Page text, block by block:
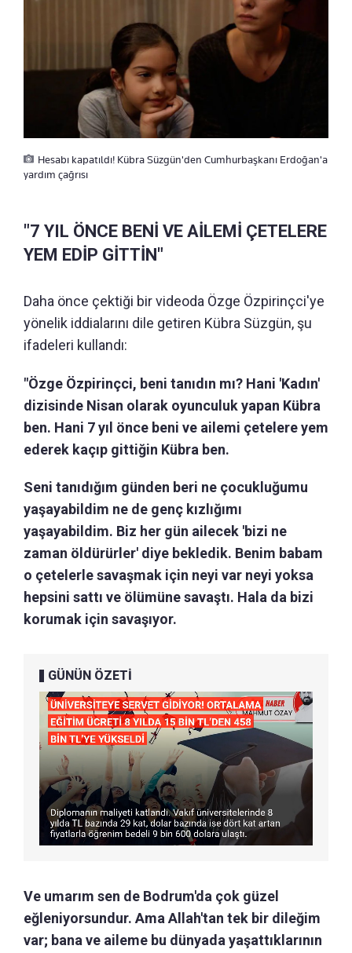
Hesabı kapatıldı! Kübra Süzgün'den Cumhurbaşkanı Erdoğan'a
yardım çağrısı
"7 YIL ÖNCE BENİ VE AİLEMİ ÇETELERE
YEM EDİP GİTTİN"
Daha önce çektiği bir videoda Özge Özpirinçci'ye
yönelik iddialarını dile getiren Kübra Süzgün, şu
ifadeleri kullandı:
"Özge Özpirinçci, beni tanıdın mı? Hani 'Kadın'
dizisinde Nisan olarak oyunculuk yapan Kübra
ben. Hani 7 yıl önce beni ve ailemi çetelere yem
ederek kaçıp gittiğin Kübra ben.
Seni tanıdığım günden beri ne çocukluğumu
yaşayabildim ne de genç kızlığımı
yaşayabildim. Biz her gün ailecek 'bizi ne
zaman öldürürler' diye bekledik. Benim babam
o çetelerle savaşmak için neyi var neyi yoksa
hepsini sattı ve ölümüne savaştı. Hala da bizi
korumak için savaşıyor.
GÜNÜN ÖZETİ
Ve umarım sen de Bodrum'da çok güzel
eğleniyorsundur. Ama Allah'tan tek bir dileğim
var; bana ve aileme bu dünyada yaşattıklarının